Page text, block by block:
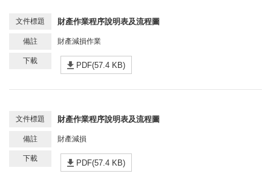
財產作業程序說明表及流程圖
財產減損作業
PDF(57.4 KB)
財產作業程序說明表及流程圖
財產減損
PDF(57.4 KB)